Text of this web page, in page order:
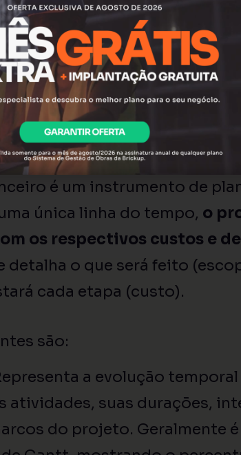
uma peça essencial no
proporcionando a visão
segurança pelos
Físico-
Essenciais
é um instrumento de
única linha do tempo, o
os respectivos custos e
detalha o que será feito
cada etapa (custo).
são:
a evolução
atividades, suas durações,
do projeto. Geralmente